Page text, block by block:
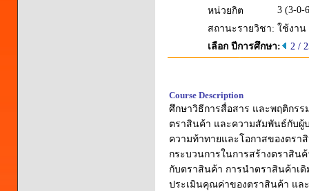
หน่วยกิต
3 (3-0-
สถานะรายวิชา: ใช้งาน
เลือก ปีการศึกษา:
2 /
Course Description
ศึกษาวิธีการสื่อสาร และพฤติกร
ตราสินค้า และความสัมพันธ์กับผู้
ความท้าทายและโอกาสของตรา
กระบวนการในการสร้างตราสิน
กับตราสินค้า การนำตราสินค้าเ
ประเมินคุณค่าของตราสินค้า แล